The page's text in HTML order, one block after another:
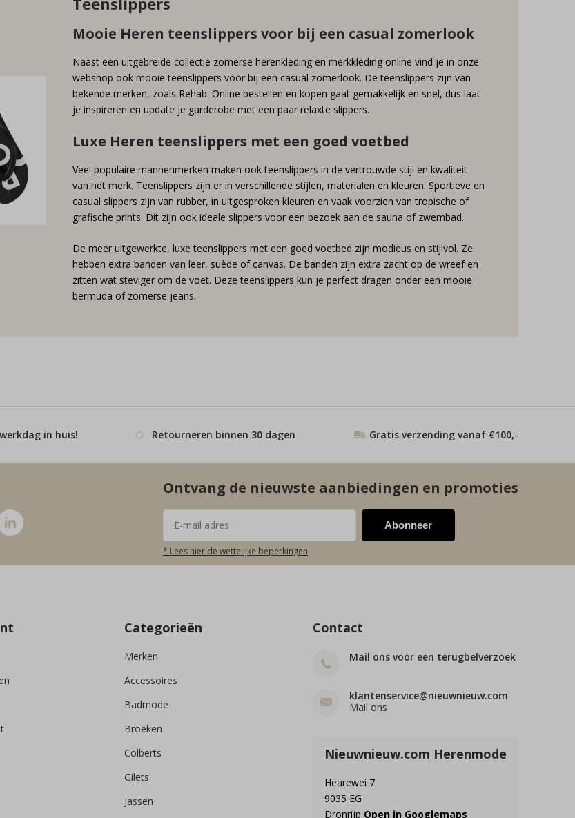
Mooie Heren teenslippers voor bij een casual zomerlook
Naast een uitgebreide collectie zomerse herenkleding en merkkleding online vind je in onze
webshop ook mooie teenslippers voor bij een casual zomerlook. De teenslippers zijn van
bekende merken, zoals Rehab. Online bestellen en kopen gaat gemakkelijk en snel, dus laat
je inspireren en update je garderobe met een paar relaxte slippers.
Luxe Heren teenslippers met een goed voetbed
Veel populaire mannenmerken maken ook teenslippers in de vertrouwde stijl en kwaliteit
van het merk. Teenslippers zijn er in verschillende stijlen, materialen en kleuren. Sportieve en
casual slippers zijn van rubber, in uitgesproken kleuren en vaak voorzien van tropische of
grafische prints. Dit zijn ook ideale slippers voor een bezoek aan de sauna of zwembad.
De meer uitgewerkte, luxe teenslippers met een goed voetbed zijn modieus en stijlvol. Ze
hebben extra banden van leer, suède of canvas. De banden zijn extra zacht op de wreef en
zitten wat steviger om de voet. Deze teenslippers kun je perfect dragen onder een mooie
bermuda of zomerse jeans.
in huis! Retourneren binnen 30 dagen Gratis verzending vanaf €100,-
Ontvang de nieuwste aanbiedingen en promoties
Abonneer
* Lees hier de wettelijke beperkingen
Categorieën
Merken
Accessoires
Badmode
Broeken
Colberts
Gilets
Jassen
Contact
Mail ons voor een terugbelverzoek
klantenservice@nieuwnieuw.com
Mail ons
Nieuwnieuw.com Herenmode
Hearewei 7
9035 EG
Dronrijp Open in Googlemaps